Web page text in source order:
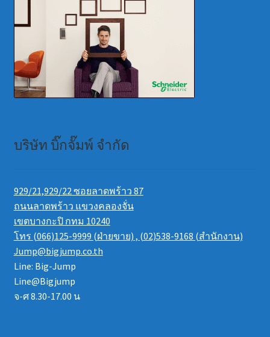
บริษัท บิ๊กจั๊มพ์ จำกัด
929/21,929/22 ซอยลาดพร้าว 87
ถนนลาดพร้าว แขวงคลองจั่น
เขตบางกะปิ กทม 10240
โทร (066)125-9999 (ฝ่ายขาย) , (02)538-9168 (สำนักงาน)
Jump@bigjump.co.th
Line: Big-Jump
Line@Bigjump
จ-ศ 8.30-17.00 น